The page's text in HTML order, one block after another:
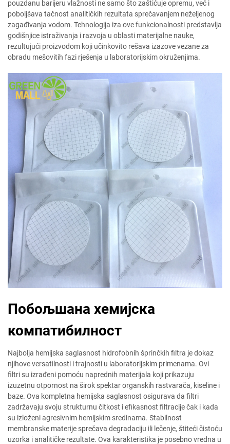
pouzdanu barijeru vlažnosti ne samo što zaštićuje opremu, već i
poboljšava tačnost analitičkih rezultata sprečavanjem neželjenog
zagađivanja vodom. Tehnologija iza ove funkcionalnosti predstavlja
godišnjice istraživanja i razvoja u oblasti materijalne nauke,
rezultujući proizvodom koji učinkovito rešava izazove vezane za
obradu mešovitih fazi rješenja u laboratorijskim okruženjima.
Побољшана хемијска
компатибилност
Najbolja hemijska saglasnost hidrofobnih šprinčkih filtra je dokaz
njihove versatilnosti i trajnosti u laboratorijskim primenama. Ovi
filtri su izrađeni pomoću naprednih materijala koji prikazuju
izuzetnu otpornost na širok spektar organskih rastvarača, kiseline i
baze. Ova kompletna hemijska saglasnost osigurava da filtri
zadržavaju svoju strukturnu čitkost i efikasnost filtracije čak i kada
su izloženi agresivnim hemijskim sredinama. Stabilnost
membranske materije sprečava degradaciju ili lečenje, štiteći čistoću
uzorka i analitičke rezultate. Ova karakteristika je posebno vredna u